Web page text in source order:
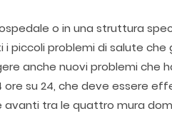
o in una struttura
problemi di salute che
anche nuovi problemi che
su 24, che deve essere
tra le quattro mura